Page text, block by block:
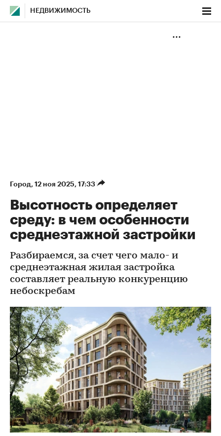
НЕДВИЖИМОСТЬ
Город⁠, 12 ноя 2025, 17:33
Высотность определяет
среду: в чем особенности
среднеэтажной застройки
Разбираемся, за счет чего мало- и
среднеэтажная жилая застройка
составляет реальную конкуренцию
небоскребам